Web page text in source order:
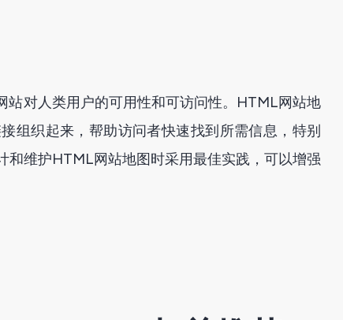
对人类用户的可用性和可访问性。HTML网站地
组织起来，帮助访问者快速找到所需信息，特别
和维护HTML网站地图时采用最佳实践，可以增强